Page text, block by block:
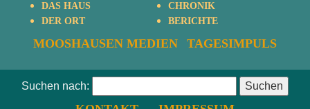
DAS HAUS
DER ORT
CHRONIK
BERICHTE
MOOSHAUSEN MEDIEN TAGESIMPULS
Suchen nach: